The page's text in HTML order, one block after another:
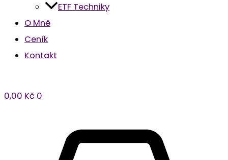
ETF Techniky
O Mně
Ceník
Kontakt
0,00 Kč 0